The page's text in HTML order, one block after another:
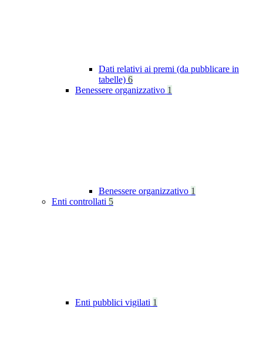
Dati relativi ai premi (da pubblicare in
tabelle) 6
Benessere organizzativo 1
Benessere organizzativo 1
Enti controllati 5
Enti pubblici vigilati 1